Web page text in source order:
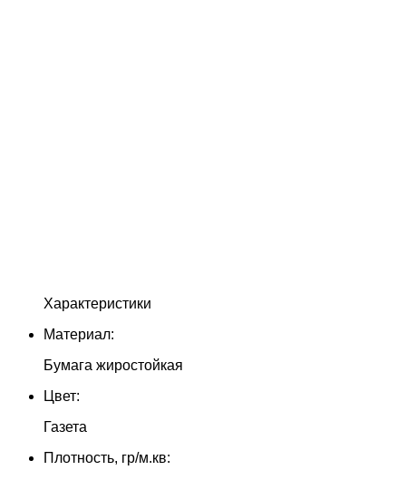
Характеристики
Материал:
Бумага жиростойкая
Цвет:
Газета
Плотность, гр/м.кв: